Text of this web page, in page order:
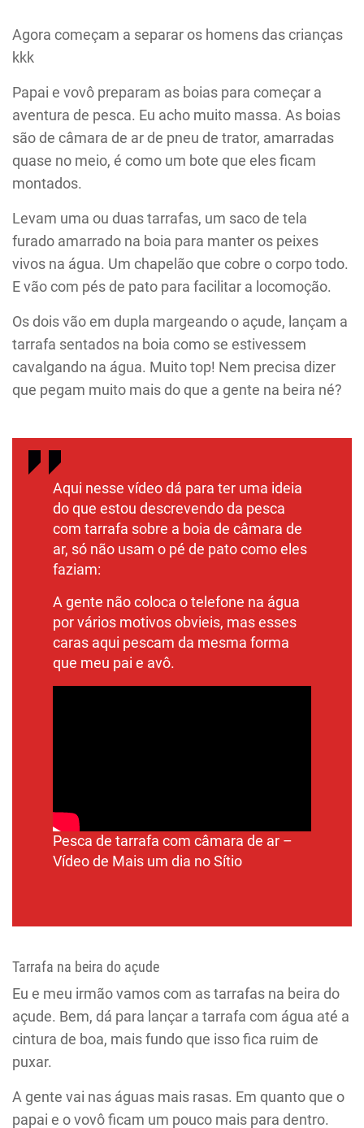
Agora começam a separar os homens das crianças
kkk
Papai e vovô preparam as boias para começar a
aventura de pesca. Eu acho muito massa. As boias
são de câmara de ar de pneu de trator, amarradas
quase no meio, é como um bote que eles ficam
montados.
Levam uma ou duas tarrafas, um saco de tela
furado amarrado na boia para manter os peixes
vivos na água. Um chapelão que cobre o corpo todo.
E vão com pés de pato para facilitar a locomoção.
Os dois vão em dupla margeando o açude, lançam a
tarrafa sentados na boia como se estivessem
cavalgando na água. Muito top! Nem precisa dizer
que pegam muito mais do que a gente na beira né?
Aqui nesse vídeo dá para ter uma ideia
do que estou descrevendo da pesca
com tarrafa sobre a boia de câmara de
ar, só não usam o pé de pato como eles
faziam:
A gente não coloca o telefone na água
por vários motivos obvieis, mas esses
caras aqui pescam da mesma forma
que meu pai e avô.
Pesca de tarrafa com câmara de ar –
Vídeo de Mais um dia no Sítio
Tarrafa na beira do açude
Eu e meu irmão vamos com as tarrafas na beira do
açude. Bem, dá para lançar a tarrafa com água até a
cintura de boa, mais fundo que isso fica ruim de
puxar.
A gente vai nas águas mais rasas. Em quanto que o
papai e o vovô ficam um pouco mais para dentro.